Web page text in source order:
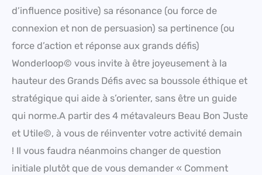
d’influence positive) sa résonance (ou force de
connexion et non de persuasion) sa pertinence (ou
force d’action et réponse aux grands défis)
Wonderloop© vous invite à être joyeusement à la
hauteur des Grands Défis avec sa boussole éthique et
stratégique qui aide à s’orienter, sans être un guide
qui norme.A partir des 4 métavaleurs Beau Bon Juste
et Utile©, à vous de réinventer votre activité demain
! Il vous faudra néanmoins changer de question
initiale plutôt que de vous demander « Comment